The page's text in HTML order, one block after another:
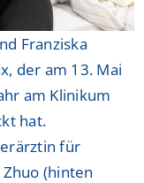
Franziska
der am 13. Mai
am Klinikum
hat.
für
(hinten